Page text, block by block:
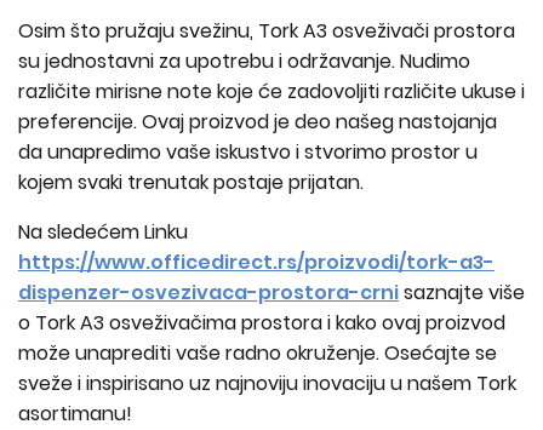
Osim što pružaju svežinu, Tork A3 osveživači prostora
su jednostavni za upotrebu i održavanje. Nudimo
različite mirisne note koje će zadovoljiti različite ukuse i
preferencije. Ovaj proizvod je deo našeg nastojanja
da unapredimo vaše iskustvo i stvorimo prostor u
kojem svaki trenutak postaje prijatan.
Na sledećem Linku
https://www.officedirect.rs/proizvodi/tork-a3-
dispenzer-osvezivaca-prostora-crnisaznajte više
o Tork A3 osveživačima prostora i kako ovaj proizvod
može unaprediti vaše radno okruženje. Osećajte se
sveže i inspirisano uz najnoviju inovaciju u našem Tork
asortimanu!